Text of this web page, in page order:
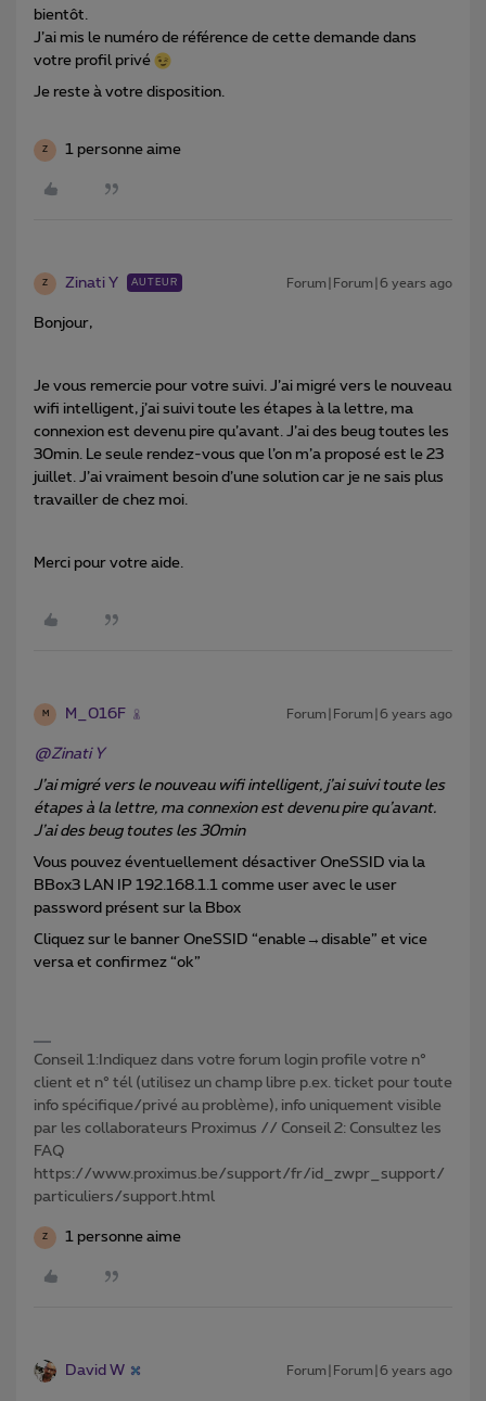
bientôt.
J’ai mis le numéro de référence de cette demande dans
votre profil privé
Je reste à votre disposition.
Z 1 personne aime
Z Zinati Y AUTEUR Forum|Forum|6 years ago
Bonjour,
Je vous remercie pour votre suivi. J’ai migré vers le nouveau
wifi intelligent, j’ai suivi toute les étapes à la lettre, ma
connexion est devenu pire qu’avant. J’ai des beug toutes les
30min. Le seule rendez-vous que l’on m’a proposé est le 23
juillet. J’ai vraiment besoin d’une solution car je ne sais plus
travailler de chez moi.
Merci pour votre aide.
M M_016F Forum|Forum|6 years ago
@Zinati Y
J’ai migré vers le nouveau wifi intelligent, j’ai suivi toute les
étapes à la lettre, ma connexion est devenu pire qu’avant.
J’ai des beug toutes les 30min
Vous pouvez éventuellement désactiver OneSSID via la
BBox3 LAN IP 192.168.1.1 comme user avec le user
password présent sur la Bbox
Cliquez sur le banner OneSSID “enable→disable” et vice
versa et confirmez “ok”
Conseil 1:Indiquez dans votre forum login profile votre n°
client et n° tél (utilisez un champ libre p.ex. ticket pour toute
info spécifique/privé au problème), info uniquement visible
par les collaborateurs Proximus // Conseil 2: Consultez les
FAQ
https://www.proximus.be/support/fr/id_zwpr_support/
particuliers/support.html
Z 1 personne aime
David W Forum|Forum|6 years ago